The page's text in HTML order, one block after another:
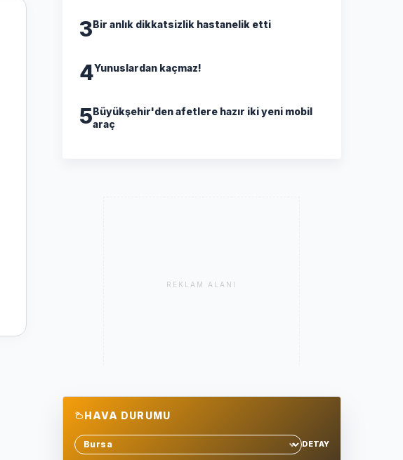
3Bir anlık dikkatsizlik hastanelik etti
4Yunuslardan kaçmaz!
5Büyükşehir'den afetlere hazır iki yeni mobil
araç
REKLAM ALANI
HAVA DURUMU
Sehir sec
DETAY